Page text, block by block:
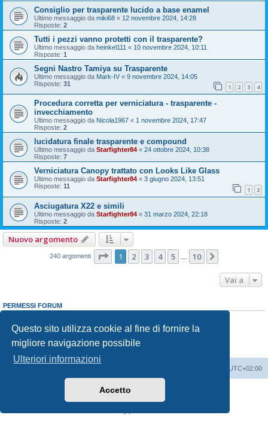
Questo sito utilizza cookie al fine di fornire la
migliore navigazione possibile
Ulteriori informazioni
Accetto
Consiglio per trasparente lucido a base enamel
Ultimo messaggio da miki68 « 12 novembre 2024, 14:28
Risposte: 2
Tutti i pezzi vanno protetti con il trasparente?
Ultimo messaggio da heinkel111 « 10 novembre 2024, 10:11
Risposte: 1
Segni Nastro Tamiya su Trasparente
Ultimo messaggio da Mark-IV « 9 novembre 2024, 14:05
Risposte: 31 1 2 3 4
Procedura corretta per verniciatura - trasparente -
invecchiamento
Ultimo messaggio da Nicola1967 « 1 novembre 2024, 17:47
Risposte: 2
lucidatura finale trasparente e compound
Ultimo messaggio da Starfighter84 « 24 ottobre 2024, 10:38
Risposte: 7
Verniciatura Canopy trattato con Looks Like Glass
Ultimo messaggio da Starfighter84 « 3 giugno 2024, 13:51
Risposte: 11 1 2
Asciugatura X22 e simili
Ultimo messaggio da Starfighter84 « 31 marzo 2024, 22:18
Risposte: 2
Nuovo argomento
240 argomenti Pagina di 10
1 2 3 4 5 10
Vai a
PERMESSI FORUM
Non puoirispondere negli argomenti
Non puoimodificare i tuoi messaggi
Non puoicancellare i tuoi messaggi
Non puoi
inviare allegati
UTC+02:00
phpBB® Forum Software © phpBB Limited
Traduzione ItalianaphpBB-Italia.it